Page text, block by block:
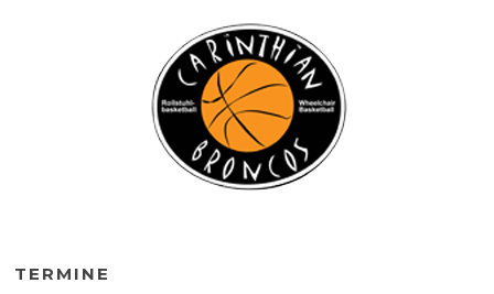
TERMINE